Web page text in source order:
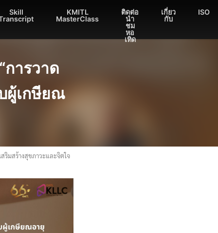
Skill
KMITL
MasterClass
ติดต่อ
นำ
ชม
หอ
เทิด
เกี่ยว
กับ
ISO
ารวาด
ผู้เกษียณ
ริมสร้างสุขภาวะและจิตใจ